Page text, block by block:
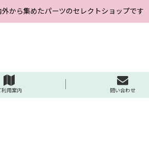
外から集めたパーツのセレクトショップです
利用案内 問い合わせ